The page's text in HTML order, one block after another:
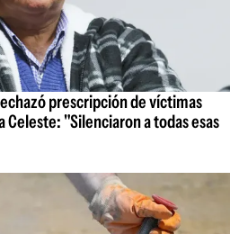
prescripción de víctimas
Celeste: "Silenciaron a todas esas